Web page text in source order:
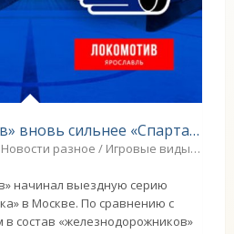
«Локомотив» вновь сильнее «Спартака» - «Ярославский спорт»
Новости разное / Игровые виды спорта / Другие виды спорта / Парапланеризм / ГОЛЬФ / Спорт
начинал выездную серию
в Москве. По сравнению с
состав «железнодорожников»